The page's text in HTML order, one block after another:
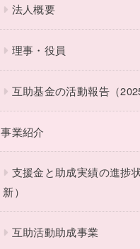
法人概要
理事・役員
互助基金の活動報告（
事業紹介
支援金と助成実績の進捗
新）
互助活動助成事業